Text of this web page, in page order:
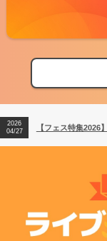
【フェス特集2026
【ライブ動員ラン
2026
04/27
【フェス特集2026
2026